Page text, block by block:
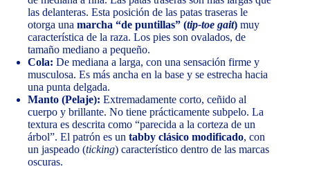
las delanteras. Esta posición de las patas traseras le
otorga una marcha “de puntillas” (tip-toe gait) muy
característica de la raza. Los pies son ovalados, de
tamaño mediano a pequeño.
Cola: De mediana a larga, con una sensación firme y
musculosa. Es más ancha en la base y se estrecha hacia
una punta delgada.
Manto (Pelaje): Extremadamente corto, ceñido al
cuerpo y brillante. No tiene prácticamente subpelo. La
textura es descrita como “parecida a la corteza de un
árbol”. El patrón es un tabby clásico modificado, con
un jaspeado (ticking) característico dentro de las marcas
oscuras.